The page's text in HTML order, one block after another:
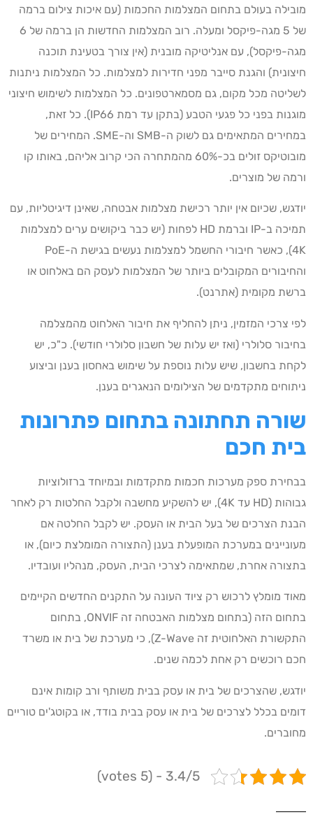
מובילה בעולם בתחום המצלמות החכמות (עם איכות צילום ברמה
של 5 מגה-פיקסל ומעלה. רוב המצלמות החדשות הן ברמה של 6
מגה-פיקסל), עם אנליטיקה מובנית (אין צורך בטעינת תוכנה
חיצונית) והגנת סייבר מפני חדירות למצלמות. כל המצלמות ניתנות
לשליטה מכל מקום, גם מסמארטפונים. כל המצלמות לשימוש חיצוני
מוגנות בפני כל פגעי הטבע (בתקן עד רמת IP66). כל זאת,
במחירים המתאימים גם לשוק ה-SMB וה-SME. המחירים של
מובוטיקס זולים בכ-60% מהמתחרה הכי קרוב אליהם, באותו קו
ורמה של מוצרים.
יודגש, שכיום אין יותר רכישת מצלמות אבטחה, שאינן דיגיטליות, עם
תמיכה ב-IP וברמת HD לפחות (יש כבר ביקושים ערים למצלמות
4K), כאשר חיבורי החשמל למצלמות נעשים בגישת ה-PoE
והחיבורים המקובלים ביותר של המצלמות לעסק הם באלחוט או
ברשת מקומית (אתרנט).
לפי צרכי המזמין, ניתן להחליף את חיבור האלחוט מהמצלמה
בחיבור סלולרי (ואז יש עלות של חשבון סלולרי חודשי). כ"כ, יש
לקחת בחשבון, שיש עלות נוספת על שימוש באחסון בענן וביצוע
ניתוחים מתקדמים של הצילומים הנאגרים בענן.
שורה תחתונה בתחום פתרונות
בית חכם
בבחירת ספק מערכות חכמות מתקדמות ובמיוחד ברזולוציות
גבוהות (HD עד 4K), יש להשקיע מחשבה ולקבל החלטות רק לאחר
הבנת הצרכים של בעל הבית או העסק. יש לקבל החלטה אם
מעוניינים במערכת המופעלת בענן (התצורה המומלצת כיום), או
בתצורה אחרת, שמתאימה לצרכי הבית, העסק, מנהליו ועובדיו.
מאוד מומלץ לרכוש רק ציוד העונה על התקנים החדשים הקיימים
בתחום הזה (בתחום מצלמות האבטחה זה ONVIF, בתחום
התקשורת האלחוטית זה Z-Wave), כי מערכת של בית או משרד
חכם רוכשים רק אחת לכמה שנים.
יודגש, שהצרכים של בית או עסק בבית משותף ורב קומות אינם
דומים בכלל לצרכים של בית או עסק בבית בודד, או בקוטג'ים טוריים
מחוברים.
3.4/5 - (5 votes)